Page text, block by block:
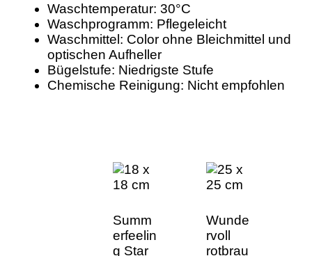
Waschtemperatur: 30°C
Waschprogramm: Pflegeleicht
Waschmittel: Color ohne Bleichmittel und
optischen Aufheller
Bügelstufe: Niedrigste Stufe
Chemische Reinigung: Nicht empfohlen
Summ
erfeelin
g Star
Wunde
rvoll
rotbrau